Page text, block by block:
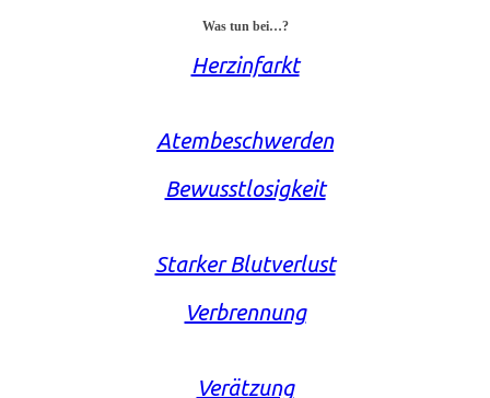
Was tun bei…?
Herzinfarkt
Atembeschwerden
Bewusstlosigkeit
Starker Blutverlust
Verbrennung
Verätzung